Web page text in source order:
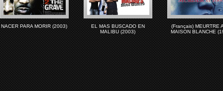
NACER PARA MORIR (2003)
EL MAS BUSCADO EN
MALIBU (2003)
(Français) MEURTRE
MAISON BLANCHE